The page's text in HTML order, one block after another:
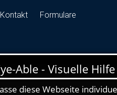
Kontakt Formulare